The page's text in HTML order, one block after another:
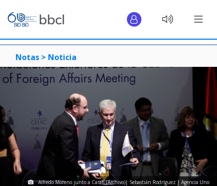
Notas > Noticia
Alfredo Moreno junto a Carafí (Archivo)| Sebastián Rodríguez | Agencia Uno